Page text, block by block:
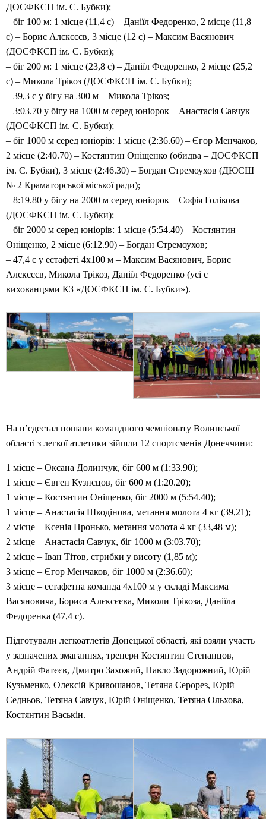
ДОСФКСП ім. С. Бубки);
– біг 100 м: 1 місце (11,4 с) – Даніїл Федоренко, 2 місце (11,8
с) – Борис Алєксєєв, 3 місце (12 с) – Максим Васянович
(ДОСФКСП ім. С. Бубки);
– біг 200 м: 1 місце (23,8 с) – Даніїл Федоренко, 2 місце (25,2
с) – Микола Трікоз (ДОСФКСП ім. С. Бубки);
– 39,3 с у бігу на 300 м – Микола Трікоз;
– 3:03.70 у бігу на 1000 м серед юніорок – Анастасія Савчук
(ДОСФКСП ім. С. Бубки);
– біг 1000 м серед юніорів: 1 місце (2:36.60) – Єгор Менчаков,
2 місце (2:40.70) – Костянтин Оніщенко (обидва – ДОСФКСП
ім. С. Бубки), 3 місце (2:46.30) – Богдан Стремоухов (ДЮСШ
№ 2 Краматорської міської ради);
– 8:19.80 у бігу на 2000 м серед юніорок – Софія Голікова
(ДОСФКСП ім. С. Бубки);
– біг 2000 м серед юніорів: 1 місце (5:54.40) – Костянтин
Оніщенко, 2 місце (6:12.90) – Богдан Стремоухов;
– 47,4 с у естафеті 4х100 м – Максим Васянович, Борис
Алєксєєв, Микола Трікоз, Даніїл Федоренко (усі є
вихованцями КЗ «ДОСФКСП ім. С. Бубки»).
На п’єдестал пошани командного чемпіонату Волинської
області з легкої атлетики зійшли 12 спортсменів Донеччини:
1 місце – Оксана Долинчук, біг 600 м (1:33.90);
1 місце – Євген Кузнєцов, біг 600 м (1:20.20);
1 місце – Костянтин Оніщенко, біг 2000 м (5:54.40);
1 місце – Анастасія Шкодінова, метання молота 4 кг (39,21);
2 місце – Ксенія Пронько, метання молота 4 кг (33,48 м);
2 місце – Анастасія Савчук, біг 1000 м (3:03.70);
2 місце – Іван Тітов, стрибки у висоту (1,85 м);
3 місце – Єгор Менчаков, біг 1000 м (2:36.60);
3 місце – естафетна команда 4х100 м у складі Максима
Васяновича, Бориса Алєксєєва, Миколи Трікоза, Даніїла
Федоренка (47,4 с).
Підготували легкоатлетів Донецької області, які взяли участь
у зазначених змаганнях, тренери Костянтин Степанцов,
Андрій Фатєєв, Дмитро Захожий, Павло Задорожний, Юрій
Кузьменко, Олексій Кривошанов, Тетяна Серорез, Юрій
Седньов, Тетяна Савчук, Юрій Оніщенко, Тетяна Ольхова,
Костянтин Васькін.